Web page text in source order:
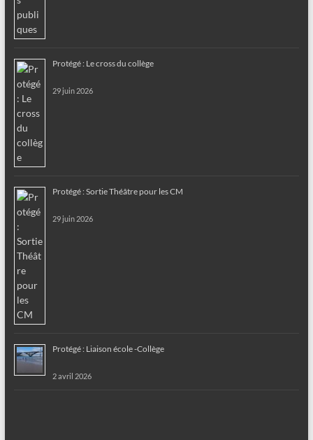
Protégé : Le cross du collège
29 juin 2026
Protégé : Sortie Théâtre pour les CM
29 juin 2026
Protégé : Liaison école -Collège
2 avril 2026